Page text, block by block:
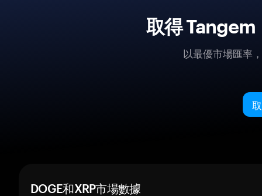
取得 Tangem
以最優市場匯率
DOGE和XRP市場數據